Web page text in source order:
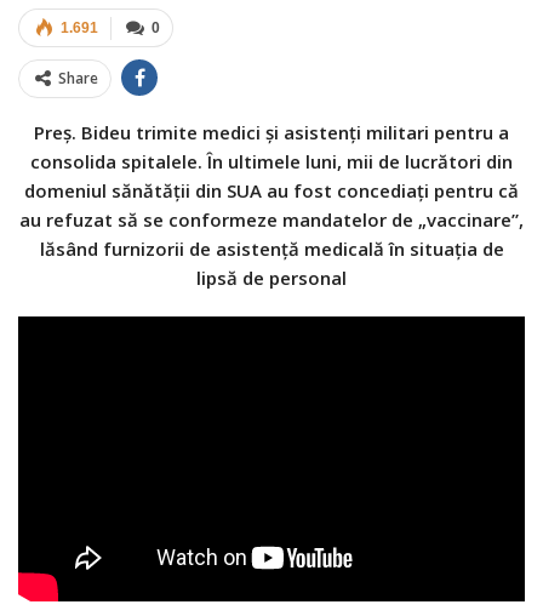
0
1.691
Share
Preș. Bideu trimite medici și asistenți militari pentru a
consolida spitalele. În ultimele luni, mii de lucrători din
domeniul sănătății din SUA au fost concediați pentru că
au refuzat să se conformeze mandatelor de „vaccinare”,
lăsând furnizorii de asistență medicală în situația de
lipsă de personal